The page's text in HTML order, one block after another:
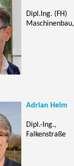
Dipl.Ing. (FH)
Maschinenbau,
Adrian Heim
Dipl.-Ing.,
Falkenstraße